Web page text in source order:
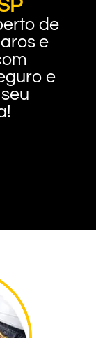
de
e
e